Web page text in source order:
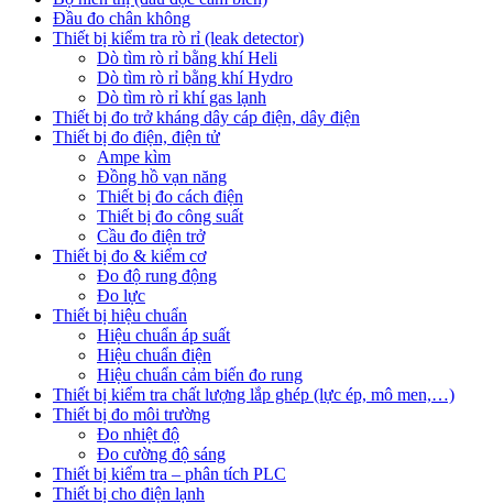
Đầu đo chân không
Thiết bị kiểm tra rò rỉ (leak detector)
Dò tìm rò rỉ bằng khí Heli
Dò tìm rò rỉ bằng khí Hydro
Dò tìm rò rỉ khí gas lạnh
Thiết bị đo trở kháng dây cáp điện, dây điện
Thiết bị đo điện, điện tử
Ampe kìm
Đồng hồ vạn năng
Thiết bị đo cách điện
Thiết bị đo công suất
Cầu đo điện trở
Thiết bị đo & kiểm cơ
Đo độ rung động
Đo lực
Thiết bị hiệu chuẩn
Hiệu chuẩn áp suất
Hiệu chuẩn điện
Hiệu chuẩn cảm biến đo rung
Thiết bị kiểm tra chất lượng lắp ghép (lực ép, mô men,…)
Thiết bị đo môi trường
Đo nhiệt độ
Đo cường độ sáng
Thiết bị kiểm tra – phân tích PLC
Thiết bị cho điện lạnh